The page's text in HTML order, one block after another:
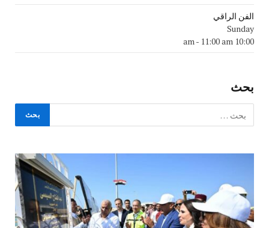
الفن الراقي
Sunday
10:00 am
- 11:00 am
بحث